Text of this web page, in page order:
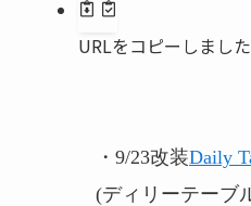
URLをコピーしました
・9/23改装Daily
(ディリーテーブ